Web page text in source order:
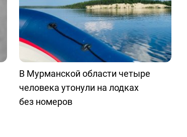
В Мурманской области четыре
человека утонули на лодках
без номеров